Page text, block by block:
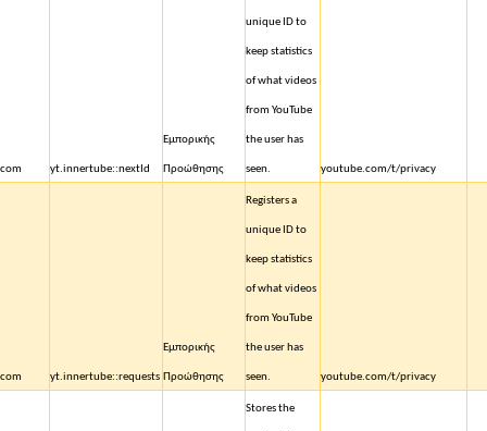
yt.innertube::nextId
Εμπορικής
Προώθησης
unique ID to
keep statistics
of what videos
from YouTube
the user has
seen. youtube.com/t/privacy
yt.innertube::requests
Εμπορικής
Προώθησης
Registers a
unique ID to
keep statistics
of what videos
from YouTube
the user has
seen. youtube.com/t/privacy
Stores the